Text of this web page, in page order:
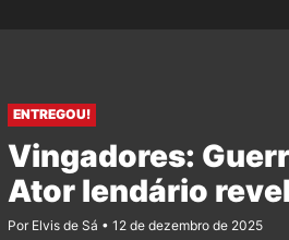
ENTREGOU!
Vingadores:
Ator lendário
Por Elvis de Sá 12 de dezembro de 2025